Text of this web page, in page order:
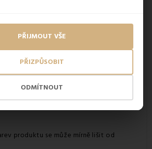
ODMÍTNOUT
PŘIZPŮSOBIT
PŘIJMOUT VŠEpovlečení
g/m2
140x200 cm
produktu se může mírně lišit od